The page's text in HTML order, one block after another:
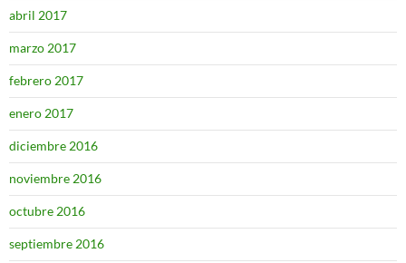
abril 2017
marzo 2017
febrero 2017
enero 2017
diciembre 2016
noviembre 2016
octubre 2016
septiembre 2016